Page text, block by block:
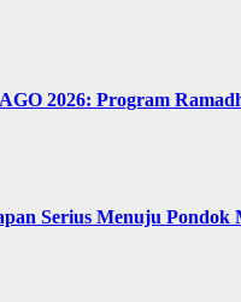
2026: Program
Serius Menuju Pondok